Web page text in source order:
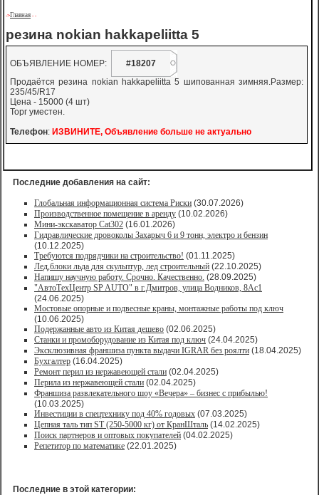
->Главная - -
резина nokian hakkapeliitta 5
ОБЪЯВЛЕНИЕ НОМЕР:
#18207
Продаётся резина nokian hakkapeliitta 5 шипованная зимняя.Размер:
235/45/R17
Цена - 15000 (4 шт)
Торг уместен.
Телефон: ИЗВИНИТЕ, Объявление больше не актуально
Последние добавления на сайт:
Глобальная информационная система Риски (30.07.2026)
Производственное помещение в аренду (10.02.2026)
Мини-экскаватор Cat302 (16.01.2026)
Гидравлические дровоколы Захарыч 6 и 9 тонн, электро и бензин
(10.12.2025)
Требуются подрядчики на строительство! (01.11.2025)
Лед,блоки льда для скульптур, лед строительный (22.10.2025)
Напишу научную работу. Срочно. Качественно. (28.09.2025)
"АвтоТехЦентр SP AUTO" в г.Дмитров, улица Водников, 8Ас1
(24.06.2025)
Мостовые опорные и подвесные краны, монтажные работы под ключ
(10.06.2025)
Подержанные авто из Китая дешево (02.06.2025)
Станки и промоборудование из Китая под ключ (24.04.2025)
Эксклюзивная франшиза пункта выдачи IGRAR без роялти (18.04.2025)
Бухгалтер (16.04.2025)
Ремонт перил из нержавеющей стали (02.04.2025)
Перила из нержавеющей стали (02.04.2025)
Франшиза развлекательного шоу «Вечера» – бизнес с прибылью!
(10.03.2025)
Инвестиции в спецтехнику под 40% годовых (07.03.2025)
Цепная таль тип ST (250-5000 кг) от КранШталь (14.02.2025)
Поиск партнеров и оптовых покупателей (04.02.2025)
Репетитор по математике (22.01.2025)
Последние в этой категории: